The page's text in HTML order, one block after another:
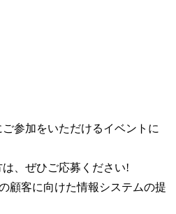
参加をいただけるイベントに
、ぜひご応募ください!
顧客に向けた情報システムの提